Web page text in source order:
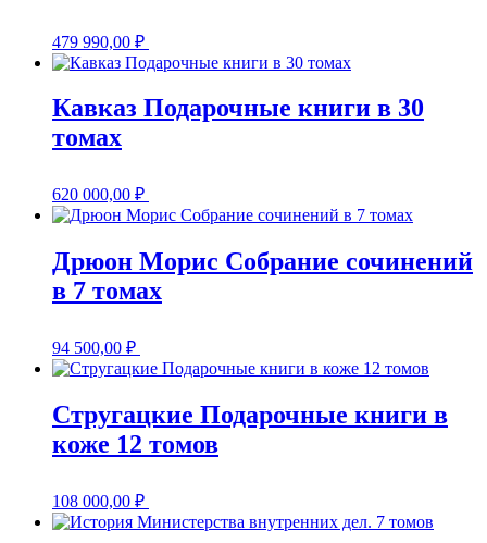
479 990,00 ₽
Кавказ Подарочные книги в 30
томах
620 000,00 ₽
Дрюон Морис Собрание сочинений
в 7 томах
94 500,00 ₽
Стругацкие Подарочные книги в
коже 12 томов
108 000,00 ₽